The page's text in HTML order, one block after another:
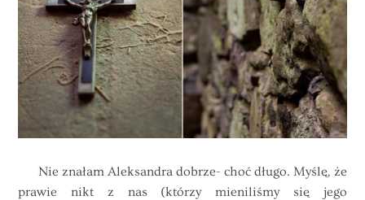
Nie znałam Aleksandra dobrze- choć długo. Myślę, że
prawie nikt z nas (którzy mieniliśmy się jego